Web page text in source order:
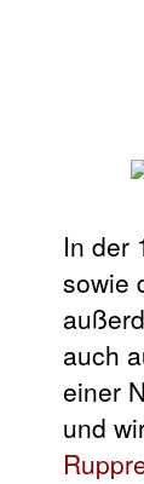
In der
sowie
auch
einer
und